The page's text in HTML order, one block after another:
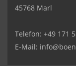
45768 Marl
Telefon: +49 171
E-Mail: